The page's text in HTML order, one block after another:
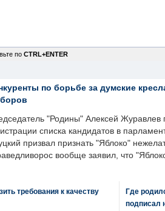
по CTRL+ENTER
по борьбе за думские
"Родины" Алексей Журавлев
списка кандидатов в
призвал признать "Яблоко"
вообще заявил, что
требования к качеству
Где
подписал